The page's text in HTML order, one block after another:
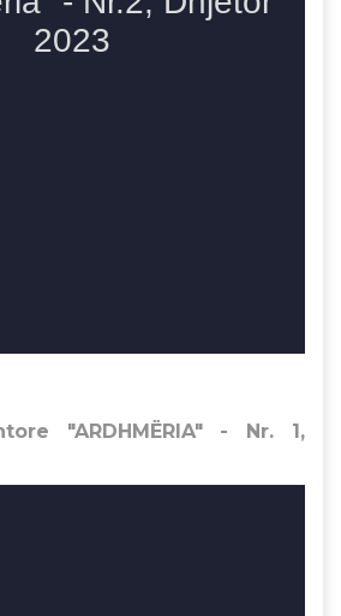
"ARDHMËRIA" - Nr. 1,